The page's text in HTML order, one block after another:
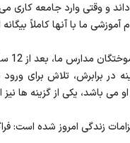
و وقتی وارد جامعه کاری
ما با آنها کاملاً
در برابرش، تلاش برای
باشد، یکی از گزینه ها
زندگی امروز شده است: